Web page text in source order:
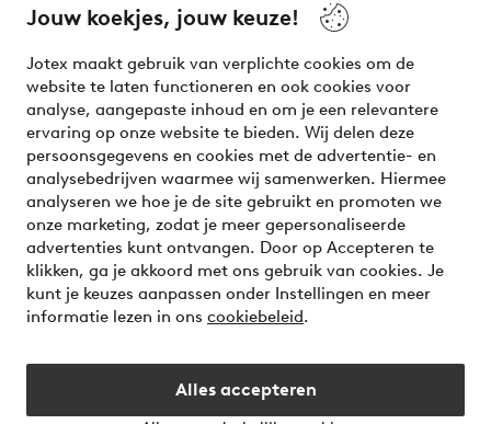
Jouw koekjes, jouw keuze!
Jotex maakt gebruik van verplichte cookies om de
website te laten functioneren en ook cookies voor
analyse, aangepaste inhoud en om je een relevantere
ervaring op onze website te bieden. Wij delen deze
persoonsgegevens en cookies met de advertentie- en
analysebedrijven waarmee wij samenwerken. Hiermee
analyseren we hoe je de site gebruikt en promoten we
onze marketing, zodat je meer gepersonaliseerde
advertenties kunt ontvangen. Door op Accepteren te
klikken, ga je akkoord met ons gebruik van cookies. Je
kunt je keuzes aanpassen onder Instellingen en meer
informatie lezen in ons cookiebeleid.
Alles accepteren
your wardrobe. Your next inspiring look is here!
Veilig betalen - Nu betalen of opsplitsen
Wil je meer weten over onze betaalopties?